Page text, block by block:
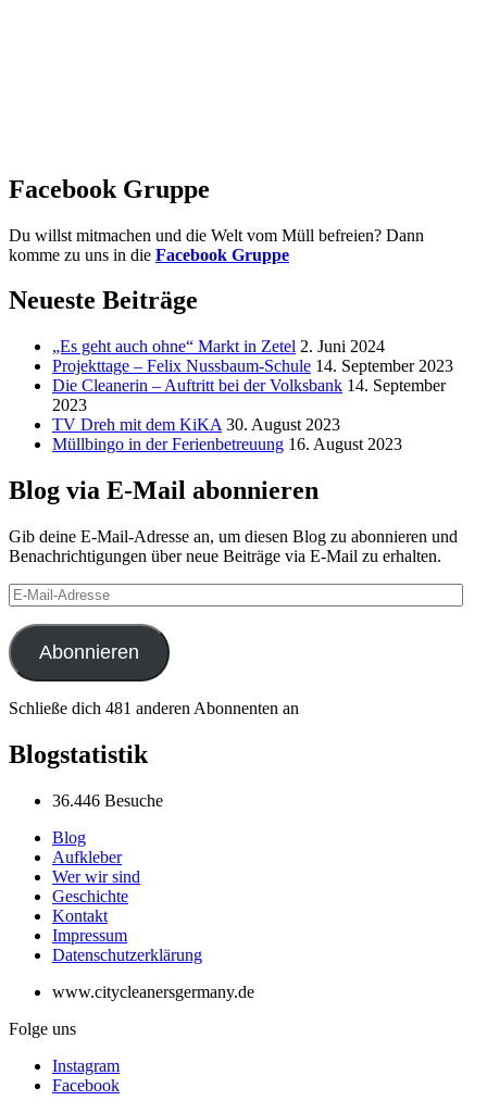
Facebook Gruppe
Du willst mitmachen und die Welt vom Müll befreien? Dann
komme zu uns in die Facebook Gruppe
Neueste Beiträge
„Es geht auch ohne“ Markt in Zetel 2. Juni 2024
Projekttage – Felix Nussbaum-Schule 14. September 2023
Die Cleanerin – Auftritt bei der Volksbank 14. September
2023
TV Dreh mit dem KiKA 30. August 2023
Müllbingo in der Ferienbetreuung 16. August 2023
Blog via E-Mail abonnieren
Gib deine E-Mail-Adresse an, um diesen Blog zu abonnieren und
Benachrichtigungen über neue Beiträge via E-Mail zu erhalten.
E-
Mail-
Adresse
Abonnieren
Schließe dich 481 anderen Abonnenten an
Blogstatistik
36.446 Besuche
Blog
Aufkleber
Wer wir sind
Geschichte
Kontakt
Impressum
Datenschutzerklärung
www.citycleanersgermany.de
Folge uns
Instagram
Facebook